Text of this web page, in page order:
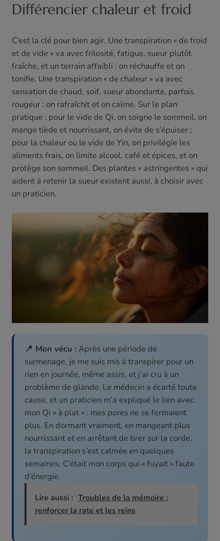
Différencier chaleur et froid
C’est la clé pour bien agir. Une transpiration « de froid
et de vide » va avec frilosité, fatigue, sueur plutôt
fraîche, et un terrain affaibli : on réchauffe et on
tonifie. Une transpiration « de chaleur » va avec
sensation de chaud, soif, sueur abondante, parfois
rougeur : on rafraîchit et on calme. Sur le plan
pratique : pour le vide de Qi, on soigne le sommeil, on
mange tiède et nourrissant, on évite de s’épuiser ;
pour la chaleur ou le vide de Yin, on privilégie les
aliments frais, on limite alcool, café et épices, et on
protège son sommeil. Des plantes « astringentes » qui
aident à retenir la sueur existent aussi, à choisir avec
un praticien.
📍 Mon vécu : Après une période de
surmenage, je me suis mis à transpirer pour un
rien en journée, même assis, et j’ai cru à un
problème de glande. Le médecin a écarté toute
cause, et un praticien m’a expliqué le lien avec
mon Qi « à plat » : mes pores ne se fermaient
plus. En dormant vraiment, en mangeant plus
nourrissant et en arrêtant de tirer sur la corde,
la transpiration s’est calmée en quelques
semaines. C’était mon corps qui « fuyait » faute
d’énergie.
Lire aussi : Troubles de la mémoire :
renforcer la rate et les reins